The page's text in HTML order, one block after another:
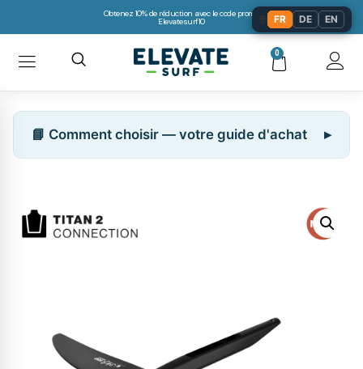
Obtenez 10% de réduction avec le code promo:
Elevatesurf10
0
📘 Comment choisir — votre guide d'achat
FR DE EN